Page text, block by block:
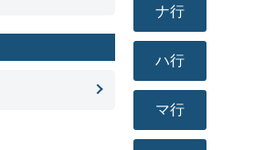
ナ行
ハ行
マ行